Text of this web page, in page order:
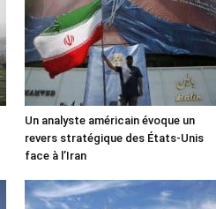
Un analyste américain évoque un
revers stratégique des États-Unis
face à l’Iran